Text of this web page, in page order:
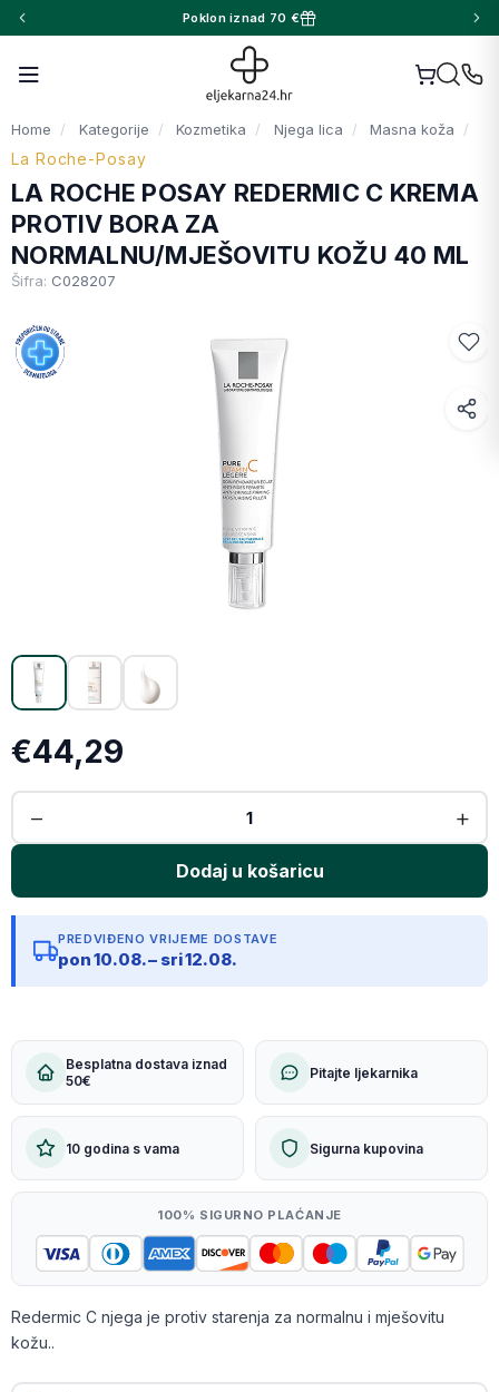
Poklon iznad 70 €
Home Kategorije Kozmetika Njega lica Masna koža
La Roche-Posay
LA ROCHE POSAY REDERMIC C KREMA
PROTIV BORA ZA
NORMALNU/MJEŠOVITU KOŽU 40 ML
Šifra: C028207
Facebook
WhatsApp
€44,29
PREDVIĐENO VRIJEME DOSTAVE
pon 10.08. – sri 12.08.
Besplatna dostava iznad
50€
Pitajte ljekarnika
10 godina s vama Sigurna kupovina
100% SIGURNO PLAĆANJE
Redermic C njega je protiv starenja za normalnu i mješovitu
kožu..